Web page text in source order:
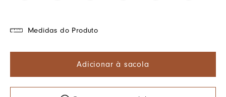
Medidas do Produto
Adicionar à sacola